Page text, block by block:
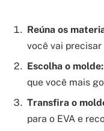
Reúna os
você vai
Escolha o molde:
que você mais
Transfira o
para o EVA e